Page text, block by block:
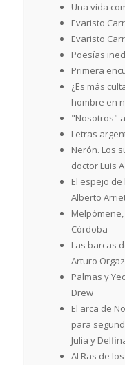
Una vida
Evaristo
Evaristo
Poesías
Primera
¿Es más
hombre en
"Nosotros"
Letras
Nerón. Los
doctor Luis
El espejo
Alberto
Córdoba
Las barcas
Arturo
Palmas y
Drew
El arca de
para
Julia y
Al Ras de